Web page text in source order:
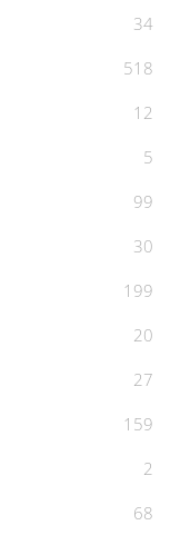
34
518
12
5
99
30
199
20
27
159
2
68